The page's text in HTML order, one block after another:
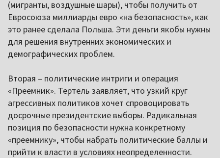
(мигранты, воздушные шары), чтобы получить от
Евросоюза миллиарды евро «на безопасность», как
это ранее сделала Польша. Эти деньги якобы нужны
для решения внутренних экономических и
демографических проблем.
Вторая – политические интриги и операция
«Преемник». Тертель заявляет, что узкий круг
агрессивных политиков хочет спровоцировать
досрочные президентские выборы. Радикальная
позиция по безопасности нужна конкретному
«преемнику», чтобы набрать политические баллы и
прийти к власти в условиях неопределенности.